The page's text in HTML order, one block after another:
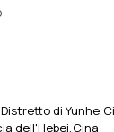
di
dell'Hebei,Cina